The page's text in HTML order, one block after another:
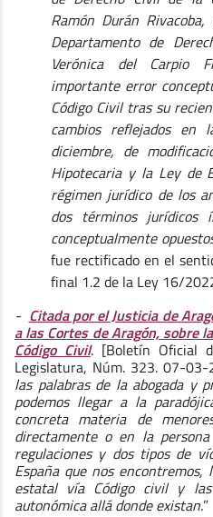
Ramón Durán
Departamento de
Verónica del Carpio
importante error
Código Civil tras su
cambios reflejados
diciembre, de
Hipotecaria y la Ley de
régimen jurídico de los
dos términos jurídicos
conceptualmente
fue rectificado en el
final 1.2 de la Ley 16/
- Citada por el Justicia de
a las Cortes de Aragón, sobre
Código Civil. [Boletín Oficial
Legislatura, Núm. 323. 07-
las palabras de la abogada y
podemos llegar a la
concreta materia de
directamente o en la
regulaciones y dos tipos de
España que nos
estatal vía Código civil y
autonómica allá donde existan.”